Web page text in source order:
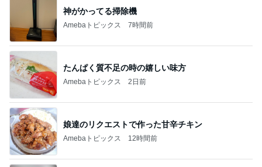
神がかってる掃除機
Amebaトピックス 7時間前
たんぱく質不足の時の嬉しい味方
Amebaトピックス 2日前
娘達のリクエストで作った甘辛チキン
Amebaトピックス 12時間前